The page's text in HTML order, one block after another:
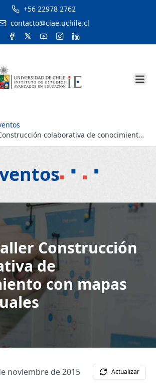
+56 22978 2762
contacto@ciae.uchile.cl
colaborativa de conocimiento
Construcción
de
con mapas
noviembre de 2015 Actualizar